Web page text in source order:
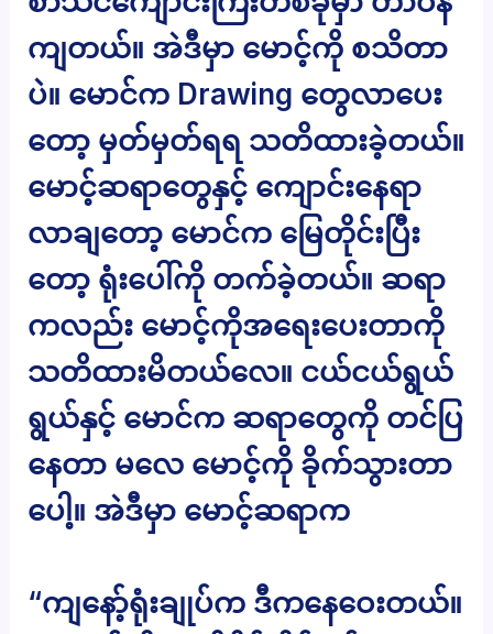
ကျတယ်။ အဲဒီမှာ မောင့်ကို စသိတာ
ပဲ။ မောင်က Drawing တွေလာပေး
တော့ မှတ်မှတ်ရရ သတိထားခဲ့တယ်။
မောင့်ဆရာတွေနှင့် ကျောင်းနေရာ
လာချတော့ မောင်က မြေတိုင်းပြီး
တော့ ရုံးပေါ်ကို တက်ခဲ့တယ်။ ဆရာ
ကလည်း မောင့်ကိုအရေးပေးတာကို
သတိထားမိတယ်လေ။ ငယ်ငယ်ရွယ်
ရွယ်နှင့် မောင်က ဆရာတွေကို တင်ပြ
နေတာ မလေ မောင့်ကို ခိုက်သွားတာ
ပေါ့။ အဲဒီမှာ မောင့်ဆရာက
“ကျနော့်ရုံးချုပ်က ဒီကနေဝေးတယ်။